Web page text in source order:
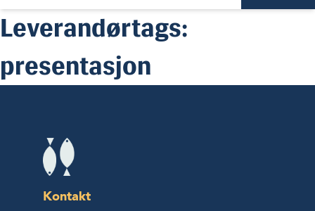
Leverandørtags:
presentasjon
Kontakt